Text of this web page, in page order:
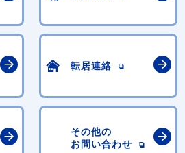
転居連絡
その他の
お問い合わせ